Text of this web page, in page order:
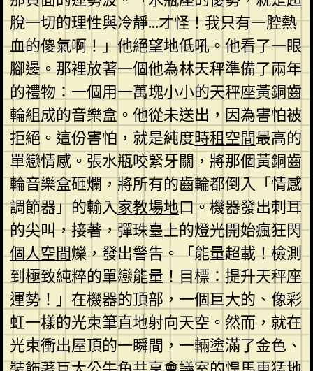
脫一切的理性與冷靜…才怪！我只有一腔熱
血的傻氣啊！」他絕望地低吼。他看了一眼
腳邊。那裡放著一個他為林天秤準備了兩年
的禮物：一個用一萬塊小小的天秤座黃銅齒
輪組成的音樂盒。他從未送出，因為害怕被
拒絕。這份害怕，就是純度時租空間最高的
單戀情感。張水瓶咬緊牙關，將那個黃銅齒
輪音樂盒砸爛，將所有的齒輪都倒入「情感
調節器」的輸入家教場地口。機器發出刺耳
的尖叫，接著，彈珠臺上的燈光開始瘋狂閃
個人空間爍，發出警告。「能量超載！檢測
到極致純粹的單戀能量！目標：提升天秤座
運勢！」在機器的頂部，一個巨大的、像彩
虹一樣的光束筆直地射向天空。然而，就在
光束衝出屋頂的一瞬間，一輛塗滿了金色、